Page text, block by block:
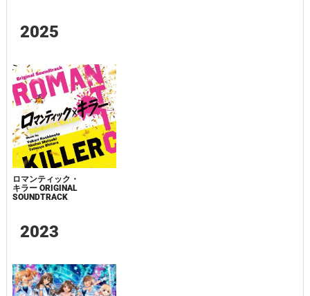
2025
ロマンティック・
キラー ORIGINAL
SOUNDTRACK
2023